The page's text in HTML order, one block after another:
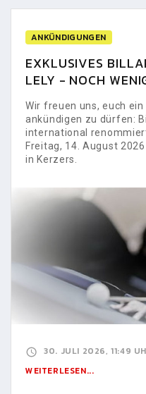
ANKÜNDIGUNGEN
EXKLUSIVES
LELY - NOCH
Wir freuen uns, euch
ankündigen zu dürfen:
international
Freitag, 14. August
in Kerzers.
30. JULI 2026, 11:49
WEITERLESEN...